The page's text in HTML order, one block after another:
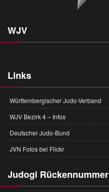
WJV
Links
Württembergischer Judo-Verband
WJV Bezirk 4 – Infos
Deutscher Judo-Bund
JVN Fotos bei Flickr
Judogi Rückennummer